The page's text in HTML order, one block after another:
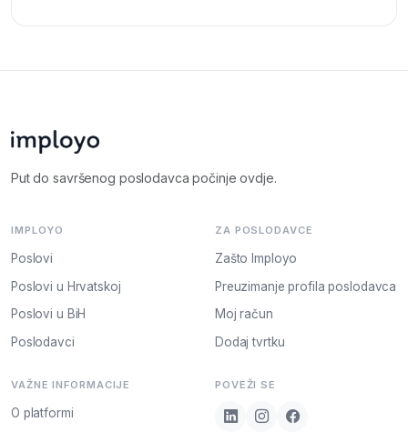
Put do savršenog poslodavca počinje ovdje.
IMPLOYO
Poslovi
Poslovi u Hrvatskoj
Poslovi u BiH
Poslodavci
ZA POSLODAVCE
Zašto Imployo
Preuzimanje profila poslodavca
Moj račun
Dodaj tvrtku
VAŽNE INFORMACIJE
O platformi
POVEŽI SE